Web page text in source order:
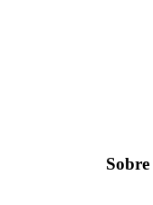
Sobre